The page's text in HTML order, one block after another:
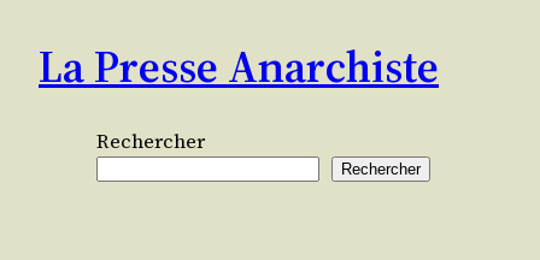
contenu
La Presse Anarchiste
Rechercher
Rechercher